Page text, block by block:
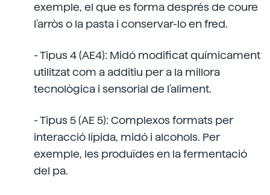
exemple, el que es forma després de coure
l'arròs o la pasta i conservar-lo en fred.
- Tipus 4 (AE4): Midó modificat químicament
utilitzat com a additiu per a la millora
tecnològica i sensorial de l'aliment.
- Tipus 5 (AE 5): Complexos formats per
interacció lípida, midó i alcohols. Per
exemple, les produïdes en la fermentació
del pa.